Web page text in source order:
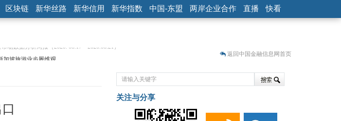
区块链 新华丝路 新华信用 新华指数 中国-东盟 两岸企业合作 直播 快看
市场数据分析周报（2020. 07.27—2020.07.31）
业存单、结构性存款玩起“跷跷板” 结构性失衡藏
亿元 短端资金利率明显下行
返回中国金融信息网首页
关注与分享